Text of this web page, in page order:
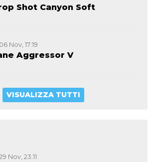
Shot Canyon Soft
06 Nov, 17:19
Aggressor V
VISUALIZZA TUTTI
Nov, 23:11